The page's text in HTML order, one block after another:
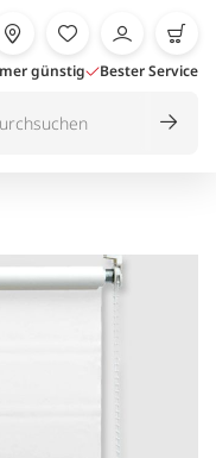
günstig Bester Service